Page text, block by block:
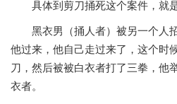
具体到剪刀捅死这个案件，就是
黑衣男（捅人者）被另一个人
他过来，他自己走过来了，这个时
刀，然后被被白衣者打了三拳，他
衣者。